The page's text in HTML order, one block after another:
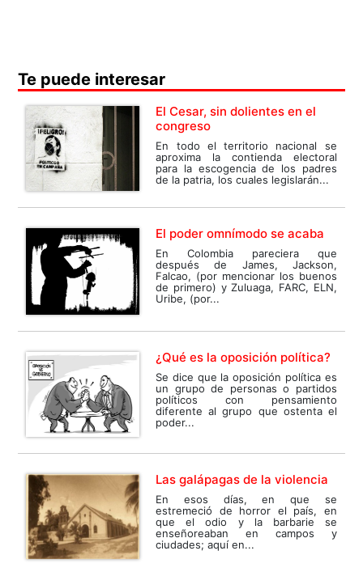
Te puede interesar
El Cesar, sin dolientes en el
congreso
En todo el territorio nacional se
aproxima la contienda electoral
para la escogencia de los padres
de la patria, los cuales legislarán...
El poder omnímodo se acaba
En Colombia pareciera que
después de James, Jackson,
Falcao, (por mencionar los buenos
de primero) y Zuluaga, FARC, ELN,
Uribe, (por...
¿Qué es la oposición política?
Se dice que la oposición política es
un grupo de personas o partidos
políticos con pensamiento
diferente al grupo que ostenta el
poder...
Las galápagas de la violencia
En esos días, en que se
estremeció de horror el país, en
que el odio y la barbarie se
enseñoreaban en campos y
ciudades; aquí en...